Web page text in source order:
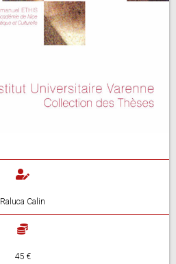
Raluca Calin
45 €